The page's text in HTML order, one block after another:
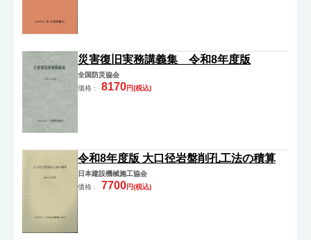
災害復旧実務講義集 令和8年度版
全国防災協会
価格 :
8170円(税込)
令和8年度版 大口径岩盤削孔工法の積算
日本建設機械施工協会
価格 :
7700円(税込)